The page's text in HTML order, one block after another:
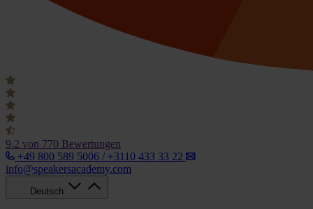
9.2 von 770 Bewertungen
+49 800 589 5006 / +3110 433 33 22
info@speakersacademy.com
Deutsch